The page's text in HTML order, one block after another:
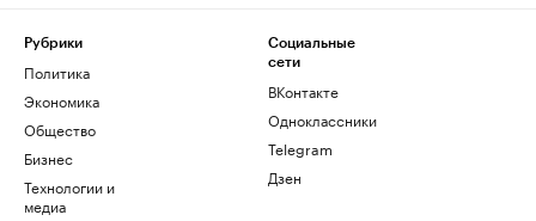
Рубрики
Политика
Экономика
Общество
Бизнес
Технологии и
медиа
Социальные
сети
ВКонтакте
Одноклассники
Telegram
Дзен